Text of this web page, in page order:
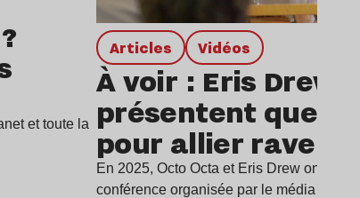
et toute la
Articles Vidéos
À voir : Eris Drew
présentent
pour allier rave et
écrans
En 2025, Octo Octa et Eris Drew ont été
conférence organisée par le média